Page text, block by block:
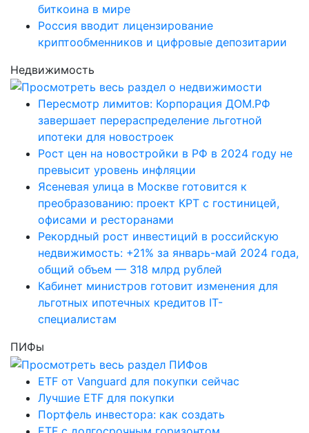
биткоина в мире
Россия вводит лицензирование
криптообменников и цифровые депозитарии
Недвижимость
Пересмотр лимитов: Корпорация ДОМ.РФ
завершает перераспределение льготной
ипотеки для новостроек
Рост цен на новостройки в РФ в 2024 году не
превысит уровень инфляции
Ясеневая улица в Москве готовится к
преобразованию: проект КРТ с гостиницей,
офисами и ресторанами
Рекордный рост инвестиций в российскую
недвижимость: +21% за январь-май 2024 года,
общий объем — 318 млрд рублей
Кабинет министров готовит изменения для
льготных ипотечных кредитов IT-
специалистам
ПИФы
ETF от Vanguard для покупки сейчас
Лучшие ETF для покупки
Портфель инвестора: как создать